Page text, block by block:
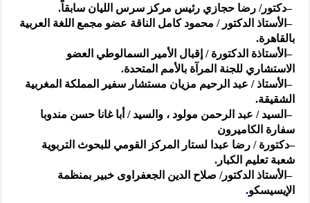
–دكتور/ رضا حجازي رئيس مركز سرس الليان سابقاً.
– الأستاذ الدكتور / محمود كامل الناقة عضو مجمع اللغة العربية
بالقاهرة.
– الأستاذة الدكتورة / إقبال الأمير السمالوطي العضو
الاستشاري للجنة المرآة بالأمم المتحدة.
– الأستاذ / عبد الرحيم مزيان مستشار سفير المملكة المغربية
الشقيقة.
– السيد / عبد الرحمن مولود ، والسيد / أبا غانا حسن مندوبا
سفارة الكاميرون
–دكتورة / رضا عبدا لستار المركز القومي للبحوث التربوية
شعبة تعليم الكبار.
– الأستاذ الدكتور/ صلاح الدين الجعفراوى خبير بمنظمة
الإيسيسكو.